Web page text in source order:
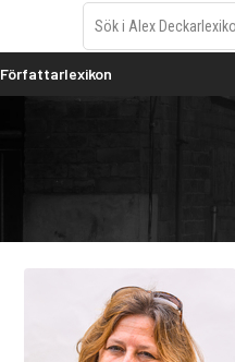
Författarlexikon